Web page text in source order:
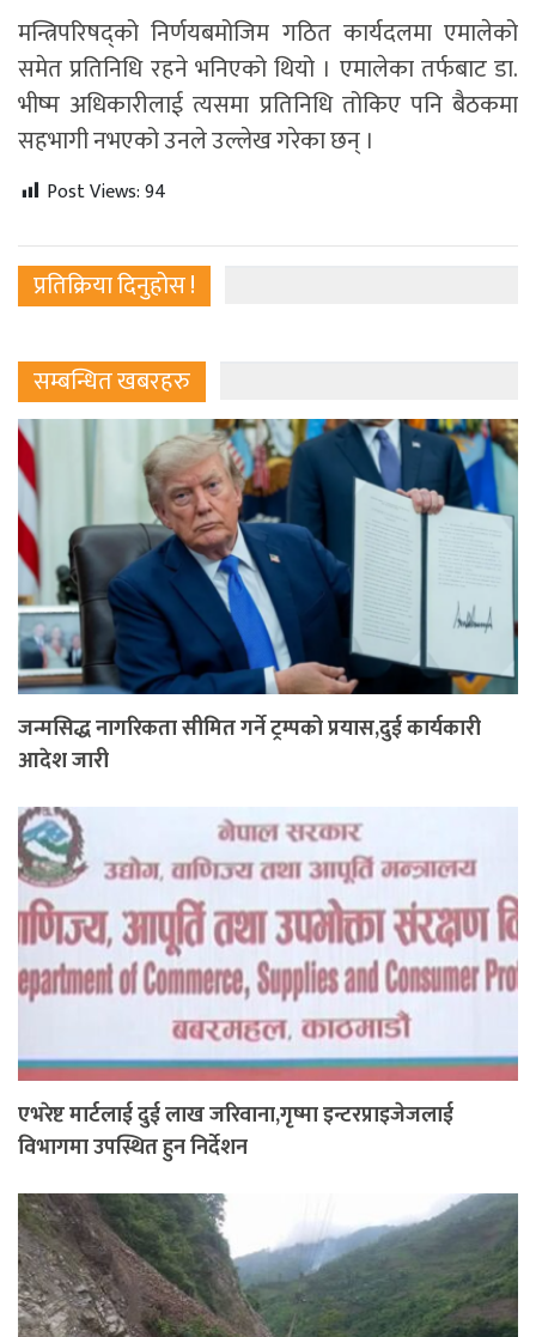
मन्त्रिपरिषद्को निर्णयबमोजिम गठित कार्यदलमा एमालेको
समेत प्रतिनिधि रहने भनिएको थियो । एमालेका तर्फबाट डा.
भीष्म अधिकारीलाई त्यसमा प्रतिनिधि तोकिए पनि बैठकमा
सहभागी नभएको उनले उल्लेख गरेका छन् ।
Post Views:94
प्रतिक्रिया दिनुहोस !
सम्बन्धित खबरहरु
जन्मसिद्ध नागरिकता सीमित गर्ने ट्रम्पको प्रयास,दुई कार्यकारी
आदेश जारी
एभरेष्ट मार्टलाई दुई लाख जरिवाना,गृष्मा इन्टरप्राइजेजलाई
विभागमा उपस्थित हुन निर्देशन